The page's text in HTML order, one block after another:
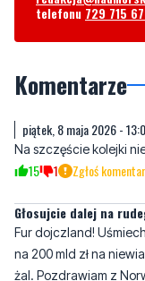
Komentarze
Na szczęście kolejki
Głosujcie dalej na
Fur dojczland!
żal. Pozdrawiam z
do niemiec wysyłał. XD
19 8 Zgłoś